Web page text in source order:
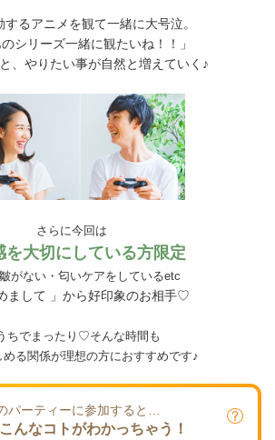
するアニメを観て一緒に大号泣。
のシリーズ一緒に観たいね！！」
、やりたい事が自然と増えていく♪
さらに今回は
を大切にしている方限定
がない・匂いケアをしているetc
まして 」から好印象のお相手♡
ちでまったり♡そんな時間も
める関係が理想の方におすすめです♪
パーティーに参加すると…
んなコトがわかっちゃう！